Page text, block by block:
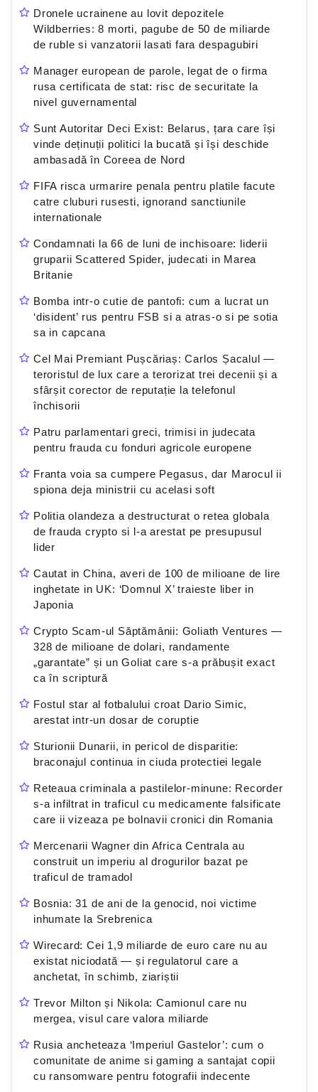
Dronele ucrainene au lovit depozitele
Wildberries: 8 morti, pagube de 50 de miliarde
de ruble si vanzatorii lasati fara despagubiri
Manager european de parole, legat de o firma
rusa certificata de stat: risc de securitate la
nivel guvernamental
Sunt Autoritar Deci Exist: Belarus, țara care își
vinde deținuții politici la bucată și își deschide
ambasadă în Coreea de Nord
FIFA risca urmarire penala pentru platile facute
catre cluburi rusesti, ignorand sanctiunile
internationale
Condamnati la 66 de luni de inchisoare: liderii
gruparii Scattered Spider, judecati in Marea
Britanie
Bomba intr-o cutie de pantofi: cum a lucrat un
‘disident’ rus pentru FSB si a atras-o si pe sotia
sa in capcana
Cel Mai Premiant Pușcăriaș: Carlos Șacalul —
teroristul de lux care a terorizat trei decenii și a
sfârșit corector de reputație la telefonul
închisorii
Patru parlamentari greci, trimisi in judecata
pentru frauda cu fonduri agricole europene
Franta voia sa cumpere Pegasus, dar Marocul ii
spiona deja ministrii cu acelasi soft
Politia olandeza a destructurat o retea globala
de frauda crypto si l-a arestat pe presupusul
lider
Cautat in China, averi de 100 de milioane de lire
inghetate in UK: ‘Domnul X’ traieste liber in
Japonia
Crypto Scam-ul Săptămânii: Goliath Ventures —
328 de milioane de dolari, randamente
„garantate” și un Goliat care s-a prăbușit exact
ca în scriptură
Fostul star al fotbalului croat Dario Simic,
arestat intr-un dosar de coruptie
Sturionii Dunarii, in pericol de disparitie:
braconajul continua in ciuda protectiei legale
Reteaua criminala a pastilelor-minune: Recorder
s-a infiltrat in traficul cu medicamente falsificate
care ii vizeaza pe bolnavii cronici din Romania
Mercenarii Wagner din Africa Centrala au
construit un imperiu al drogurilor bazat pe
traficul de tramadol
Bosnia: 31 de ani de la genocid, noi victime
inhumate la Srebrenica
Wirecard: Cei 1,9 miliarde de euro care nu au
existat niciodată — și regulatorul care a
anchetat, în schimb, ziariștii
Trevor Milton și Nikola: Camionul care nu
mergea, visul care valora miliarde
Rusia ancheteaza ‘Imperiul Gastelor’: cum o
comunitate de anime si gaming a santajat copii
cu ransomware pentru fotografii indecente